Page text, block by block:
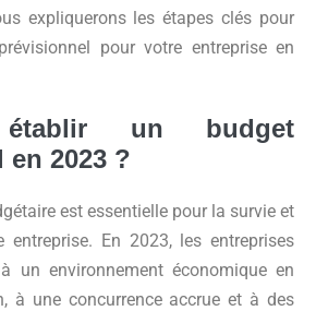
expliquerons les étapes clés pour
pour votre entreprise en
établir un budget
2023 ?
est essentielle pour la survie et
entreprise. En 2023, les entreprises
un environnement économique en
à une concurrence accrue et à des